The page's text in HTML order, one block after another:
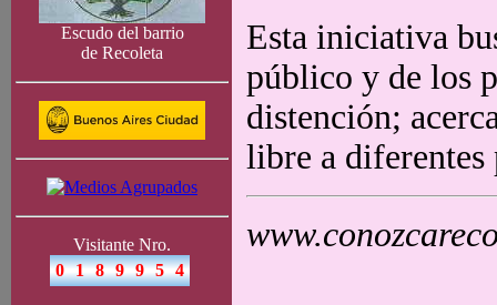
Escudo del barrio
de Recoleta
Visitante Nro.
Esta iniciativa
público y de los
distención;
libre a diferentes